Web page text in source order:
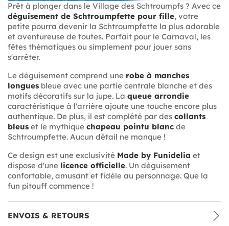
Prêt à plonger dans le Village des Schtroumpfs ? Avec ce
déguisement de Schtroumpfette pour fille, votre
petite pourra devenir la Schtroumpfette la plus adorable
et aventureuse de toutes. Parfait pour le Carnaval, les
fêtes thématiques ou simplement pour jouer sans
s'arrêter.
Le déguisement comprend une robe à manches
longues bleue avec une partie centrale blanche et des
motifs décoratifs sur la jupe. La queue arrondie
caractéristique à l'arrière ajoute une touche encore plus
authentique. De plus, il est complété par des collants
bleus et le mythique chapeau pointu blanc de
Schtroumpfette. Aucun détail ne manque !
Ce design est une exclusivité Made by Funidelia et
dispose d'une licence officielle. Un déguisement
confortable, amusant et fidèle au personnage. Que la
fun pitouff commence !
ENVOIS & RETOURS